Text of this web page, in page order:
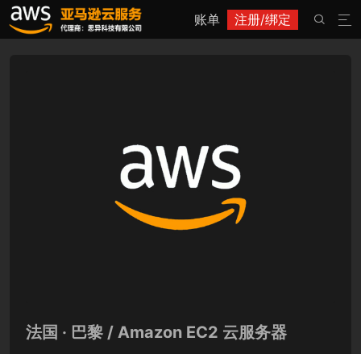
账单 注册/绑定 

法国 · 巴黎 / Amazon EC2 云服务器